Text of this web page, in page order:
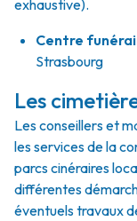
exhaustive).
Centre
Strasbourg
Les
Les conseillers et
les services de la
parcs cinéraires
différentes
éventuels travaux